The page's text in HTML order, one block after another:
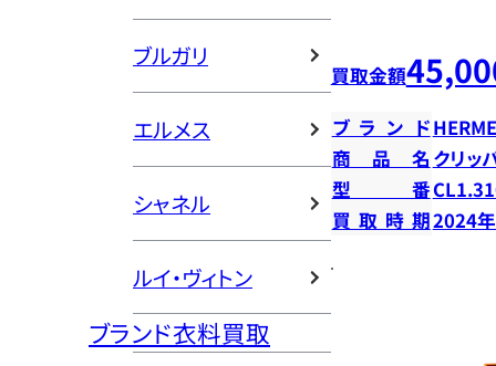
ブルガリ
エルメス
シャネル
ルイ・ヴィトン
ブランド衣料買取
買取金額
ブランド
商品名 クリッ
型番
買取時期2024